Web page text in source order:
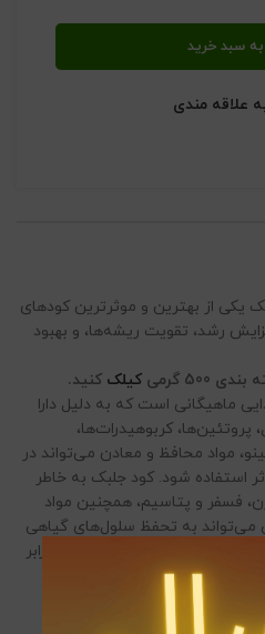
به سبد خرید
علاقه مندی
یکی از بهترین و موثرترین کودهای
رشد، تقویت ریشه‌ها، و بهبود
گرمی
کیلک کنید.
ماهیگانی است که به دلیل دارا
پروتئین‌ها، کربوهیدرات‌ها،
مواد محافظ و معادن می‌تواند در
استفاده شود. کود جلبک به خاطر
فسفر و پتاسیم، همچنین مواد
به تحفظ سلول‌های گیاهی
دهد و مقاومت گیاهان را در برابر
گرین پیک: حاوی عناصر مغذی